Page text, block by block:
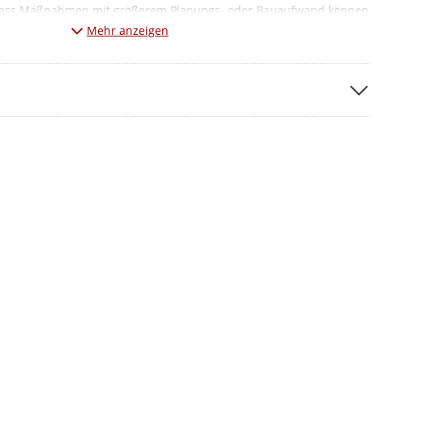
Maßnahmen mit größerem Planungs- oder Bauaufwand können
abgewickelt werden.
Mehr anzeigen